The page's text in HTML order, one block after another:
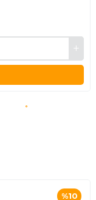
%10